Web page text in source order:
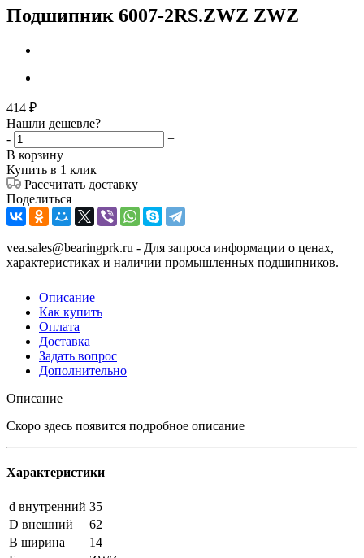
Подшипник 6007-2RS.ZWZ ZWZ
414 ₽
Нашли дешевле?
-
+
В корзину
Купить в 1 клик
Рассчитать доставку
Поделиться
vea.sales@bearingprk.ru - Для запроса информации о ценах,
характеристиках и наличии промышленных подшипников.
Описание
Как купить
Оплата
Доставка
Задать вопрос
Дополнительно
Описание
Скоро здесь появится подробное описание
Характеристики
d внутренний 35
D внешний
62
B ширина
14